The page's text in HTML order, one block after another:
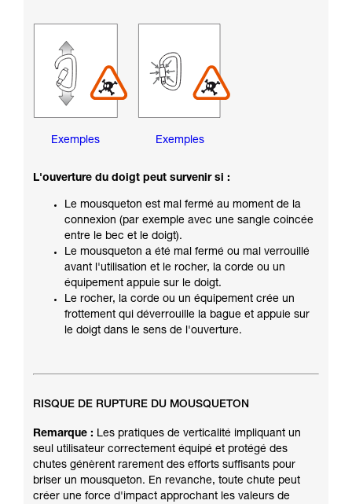
Exemples Exemples
L'ouverture du doigt peut survenir si :
Le mousqueton est mal fermé au moment de la
connexion (par exemple avec une sangle coincée
entre le bec et le doigt).
Le mousqueton a été mal fermé ou mal verrouillé
avant l'utilisation et le rocher, la corde ou un
équipement appuie sur le doigt.
Le rocher, la corde ou un équipement crée un
frottement qui déverrouille la bague et appuie sur
le doigt dans le sens de l'ouverture.
RISQUE DE RUPTURE DU MOUSQUETON
Remarque : Les pratiques de verticalité impliquant un
seul utilisateur correctement équipé et protégé des
chutes génèrent rarement des efforts suffisants pour
briser un mousqueton. En revanche, toute chute peut
créer une force d'impact approchant les valeurs de